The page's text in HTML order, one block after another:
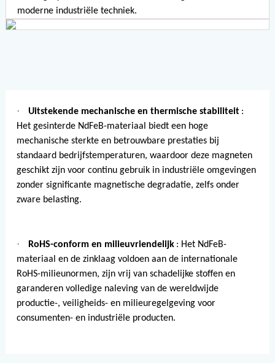
moderne industriële techniek.
· Uitstekende mechanische en thermische stabiliteit :
Het gesinterde NdFeB-materiaal biedt een hoge
mechanische sterkte en betrouwbare prestaties bij
standaard bedrijfstemperaturen, waardoor deze magneten
geschikt zijn voor continu gebruik in industriële omgevingen
zonder significante magnetische degradatie, zelfs onder
zware belasting.
· RoHS-conform en milieuvriendelijk : Het NdFeB-
materiaal en de zinklaag voldoen aan de internationale
RoHS-milieunormen, zijn vrij van schadelijke stoffen en
garanderen volledige naleving van de wereldwijde
productie-, veiligheids- en milieuregelgeving voor
consumenten- en industriële producten.